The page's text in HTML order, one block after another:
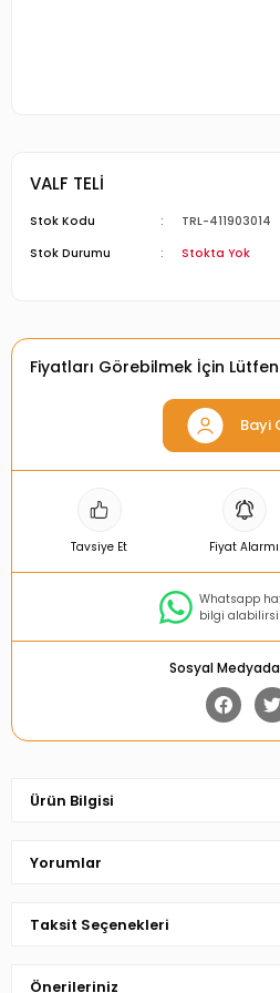
VALF TELİ
Stok Kodu
TRL-411903014
Stok Durumu
Stokta Yok
Fiyatları Görebilmek İçin Lütfen
Bayi
Tavsiye Et Fiyat Alarmı
Whatsapp
bilgi
Sosyal
Ürün Bilgisi
Yorumlar
Taksit Seçenekleri
Önerileriniz